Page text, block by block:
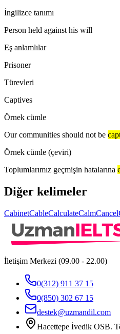
İngilizce tanımı
Person held against his will
Eş anlamlılar
Prisoner
Türevleri
Captives
Örnek cümle
Our communities should not be
Örnek cümle (çeviri)
Toplumlarımız geçmişin hatalarına
Diğer kelimeler
CabinetCableCalculateCalmCancel
İletişim Merkezi (09.00 - 22.00)
0(312) 911 37 15
0(850) 302 67 15
destek@uzmandil.com
Hacettepe İvedik OSB.